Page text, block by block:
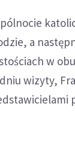
a
w
wizyty,